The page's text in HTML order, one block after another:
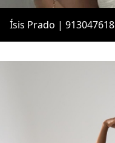
Ísis Prado | 913047618